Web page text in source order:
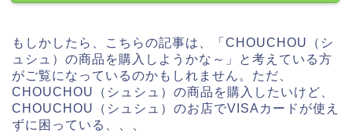
もしかしたら、こちらの記事は、「CHOUCHOU（シ
ュシュ）の商品を購入しようかな～」と考えている方
がご覧になっているのかもしれません。ただ、
CHOUCHOU（シュシュ）の商品を購入したいけど、
CHOUCHOU（シュシュ）のお店でVISAカードが使え
ずに困っている、、、